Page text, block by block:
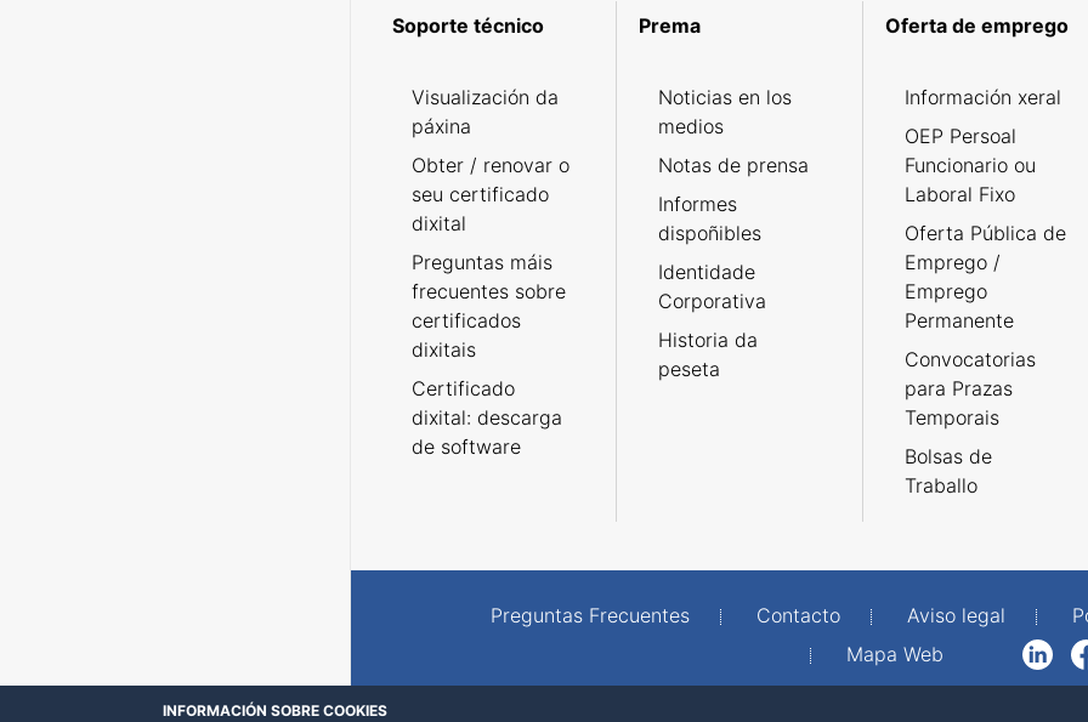
Soporte técnico
Visualización da
páxina
Obter / renovar o
seu certificado
dixital
Preguntas máis
frecuentes sobre
certificados
dixitais
Certificado
dixital: descarga
de software
Prema
Noticias en los
medios
Notas de prensa
Informes
dispoñibles
Identidade
Corporativa
Historia da
peseta
Oferta de emprego
Información xeral
OEP Persoal
Funcionario ou
Laboral Fixo
Oferta Pública de
Emprego /
Emprego
Permanente
Convocatorias
para Prazas
Temporais
Bolsas de
Traballo
Preguntas Frecuentes Contacto Aviso legal
Mapa Web
LinkedInFacebook
INFORMACIÓN SOBRE COOKIES